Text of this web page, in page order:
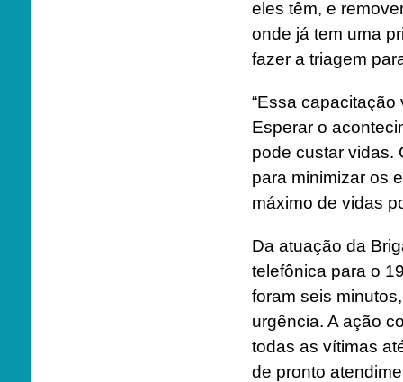
eles têm, e
onde já tem uma
fazer a triagem
“Essa
Esperar o
pode custar vidas.
para minimizar os
máximo de vidas
Da atuação da
telefônica para o
foram seis
urgência. A ação
todas as vítimas
de pronto